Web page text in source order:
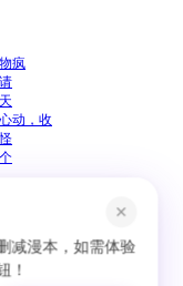
疯
动，收
✕
减漫本，如需体验
！